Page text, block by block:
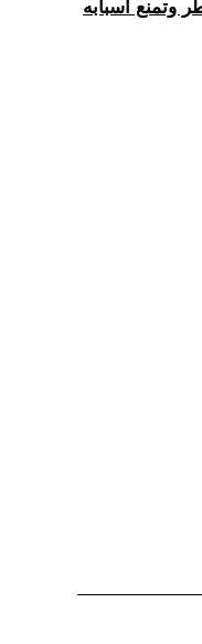
وتمنع أسبابه